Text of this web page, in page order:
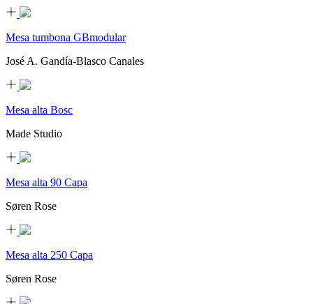
Mesa tumbona GBmodular
José A. Gandía-Blasco Canales
Mesa alta Bosc
Made Studio
Mesa alta 90 Capa
Søren Rose
Mesa alta 250 Capa
Søren Rose